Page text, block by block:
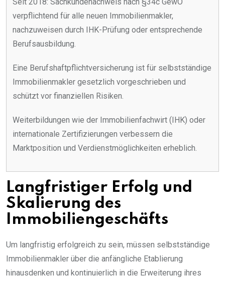
verpflichtend für alle neuen Immobilienmakler,
nachzuweisen durch IHK-Prüfung oder entsprechende
Berufsausbildung.
Eine Berufshaftpflichtversicherung ist für selbstständige
Immobilienmakler gesetzlich vorgeschrieben und
schützt vor finanziellen Risiken.
Weiterbildungen wie der Immobilienfachwirt (IHK) oder
internationale Zertifizierungen verbessern die
Marktposition und Verdienstmöglichkeiten erheblich.
Langfristiger Erfolg und
Skalierung des
Immobiliengeschäfts
Um langfristig erfolgreich zu sein, müssen selbstständige
Immobilienmakler über die anfängliche Etablierung
hinausdenken und kontinuierlich in die Erweiterung ihres